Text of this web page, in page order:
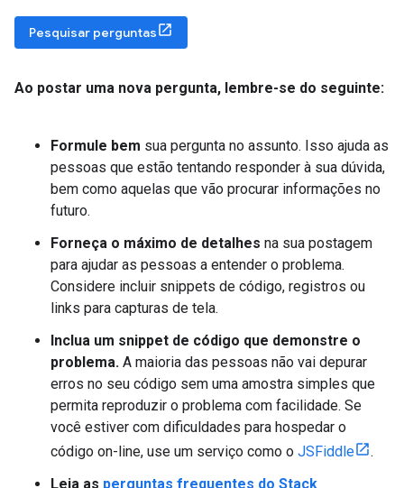
Pesquisar perguntas
Ao postar uma nova pergunta, lembre-se do seguinte:
Formule bem sua pergunta no assunto. Isso ajuda as
pessoas que estão tentando responder à sua dúvida,
bem como aquelas que vão procurar informações no
futuro.
Forneça o máximo de detalhes na sua postagem
para ajudar as pessoas a entender o problema.
Considere incluir snippets de código, registros ou
links para capturas de tela.
Inclua um snippet de código que demonstre o
problema. A maioria das pessoas não vai depurar
erros no seu código sem uma amostra simples que
permita reproduzir o problema com facilidade. Se
você estiver com dificuldades para hospedar o
código on-line, use um serviço como o JSFiddle
.
Leia as perguntas frequentes do Stack